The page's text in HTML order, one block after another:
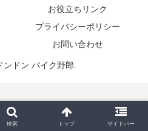
お役立ちリンク
プライバシーポリシー
お問い合わせ
ドン バイク野郎.
検索 トップ サイドバー